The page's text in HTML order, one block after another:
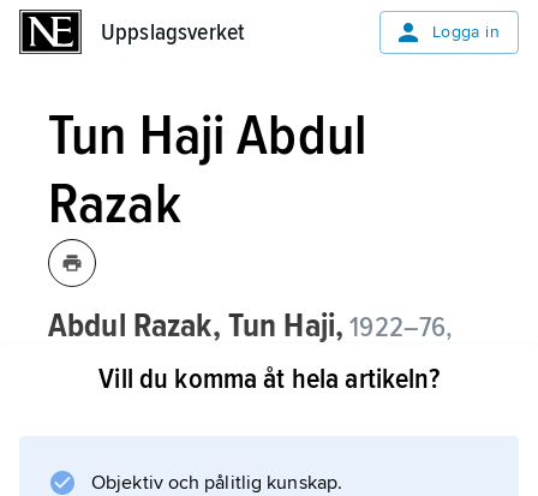
Uppslagsverket Logga in
Tun Haji Abdul
Razak
Abdul Razak, Tun Haji, 1922–76,
malaysisk politiker.
Storbritannien 1957. Han bidrog till Malaysias
Vill du komma åt hela artikeln?
Objektiv och pålitlig kunskap.